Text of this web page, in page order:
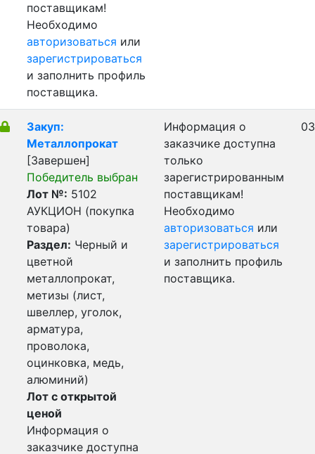
поставщикам!
Необходимо
авторизоваться или
зарегистрироваться
и заполнить профиль
поставщика.
Закуп:
Металлопрокат
[Завершен]
Победитель выбран
Лот №: 5102
АУКЦИОН (покупка
товара)
Раздел: Черный и
цветной
металлопрокат,
метизы (лист,
швеллер, уголок,
арматура,
проволока,
оцинковка, медь,
алюминий)
Лот с открытой
ценой
Информация о
заказчике доступна
Информация о
заказчике доступна
только
зарегистрированным
поставщикам!
Необходимо
авторизоваться или
зарегистрироваться
и заполнить профиль
поставщика.